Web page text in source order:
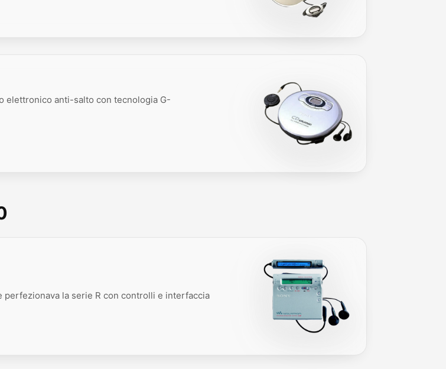
elettronico anti-salto con tecnologia G-
perfezionava la serie R con controlli e interfaccia